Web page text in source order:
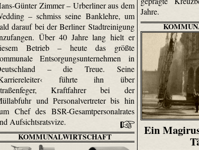
Jahre.
Günter Zimmer – Urberliner aus dem
– schmiss seine Banklehre, um
darauf bei der Berliner Stadtreinigung
Über 40 Jahre lang hielt er
Betrieb – heute das größte
Entsorgungsunternehmen in
– die Treue. Seine
führte ihn über
Kraftfahrer bei der
und Personalvertreter bis hin
Chef des BSR-Gesamtpersonalrates
Aufsichtsratsvize.
Ein
KOMMUNALWIRTSCHAFT